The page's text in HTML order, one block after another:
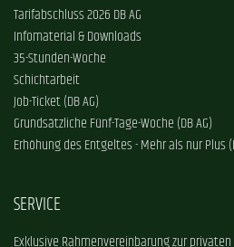
Tarifabschluss 2026 DB AG
Infomaterial & Downloads
35-Stunden-Woche
Schichtarbeit
Job-Ticket (DB AG)
Grundsätzliche Fünf-Tage-Woche (DB AG)
Erhöhung des Entgeltes - Mehr als nur Plus
SERVICE
Exklusive Rahmenvereinbarung zur